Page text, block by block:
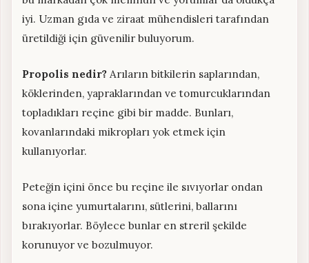
iyi. Uzman gıda ve ziraat mühendisleri tarafından
üretildiği için güvenilir buluyorum.
Propolis nedir? Arıların bitkilerin saplarından,
köklerinden, yapraklarından ve tomurcuklarından
topladıkları reçine gibi bir madde. Bunları,
kovanlarındaki mikropları yok etmek için
kullanıyorlar.
Peteğin içini önce bu reçine ile sıvıyorlar ondan
sona içine yumurtalarını, sütlerini, ballarını
bırakıyorlar. Böylece bunlar en streril şekilde
korunuyor ve bozulmuyor.